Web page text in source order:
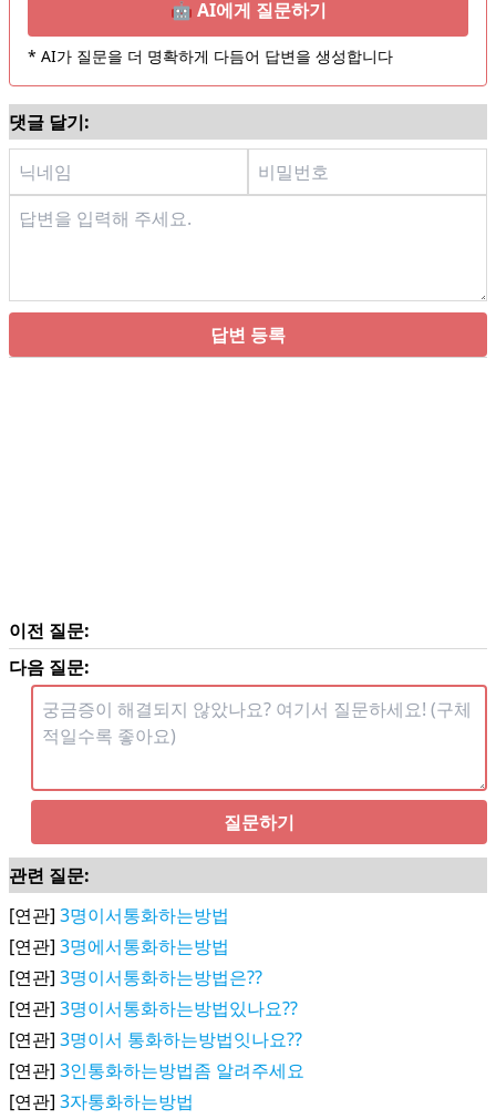
🤖 AI에게 질문하기
* AI가 질문을 더 명확하게 다듬어 답변을 생성합니다
댓글 달기:
답변 등록
이전 질문:
다음 질문:
질문하기
관련 질문:
[연관] 3명이서통화하는방법
[연관] 3명에서통화하는방법
[연관] 3명이서통화하는방법은??
[연관] 3명이서통화하는방법있나요??
[연관] 3명이서 통화하는방법잇나요??
[연관] 3인통화하는방법좀 알려주세요
[연관] 3자통화하는방법